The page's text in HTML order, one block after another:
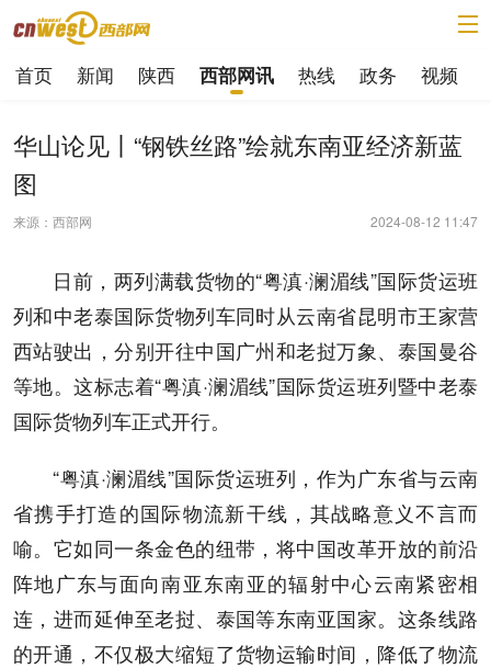
首页 新闻 陕西 西部网讯 热线 政务 视频
华山论见丨“钢铁丝路”绘就东南亚经济新蓝
图
来源：西部网 2024-08-12 11:47
日前，两列满载货物的“粤滇·澜湄线”国际货运班
列和中老泰国际货物列车同时从云南省昆明市王家营
西站驶出，分别开往中国广州和老挝万象、泰国曼谷
等地。这标志着“粤滇·澜湄线”国际货运班列暨中老泰
国际货物列车正式开行。
“粤滇·澜湄线”国际货运班列，作为广东省与云南
省携手打造的国际物流新干线，其战略意义不言而
喻。它如同一条金色的纽带，将中国改革开放的前沿
阵地广东与面向南亚东南亚的辐射中心云南紧密相
连，进而延伸至老挝、泰国等东南亚国家。这条线路
的开通，不仅极大缩短了货物运输时间，降低了物流